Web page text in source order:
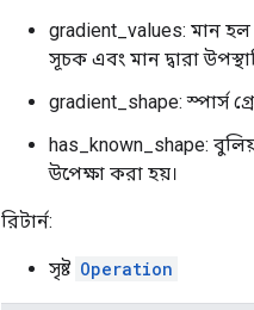
gradient_values: মান হল
সূচক এবং মান দ্বারা
gradient_shape: স্পার্স
has_known_shape:
উপেক্ষা করা হয়।
রিটার্ন:
সৃষ্ট Operation